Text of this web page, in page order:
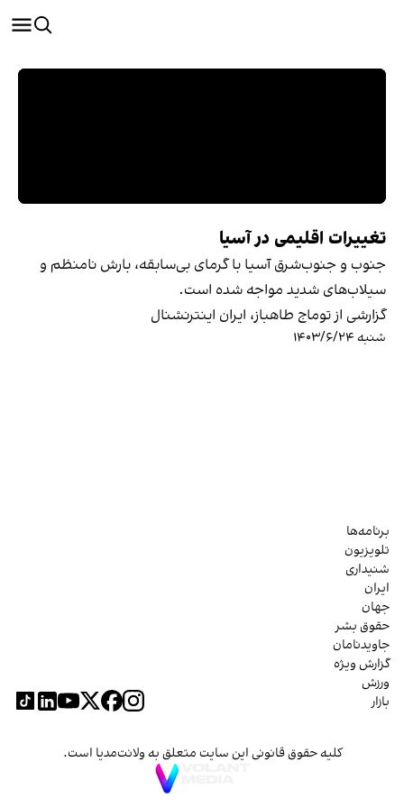
تغییرات اقلیمی در آسیا
جنوب و جنوب‌شرق آسیا با گرمای بی‌سابقه، بارش نامنظم و
سیلاب‌های شدید مواجه شده است.
گزارشی از توماج طاهباز، ایران اینترنشنال
شنبه ۱۴۰۳/۶/۲۴
برنامه‌ها
تلویزیون
شنیداری
ایران
جهان
حقوق بشر
جاویدنامان
گزارش ویژه
ورزش
بازار
کلیه حقوق قانونی این سایت متعلق به ولانت‌مدیا است.